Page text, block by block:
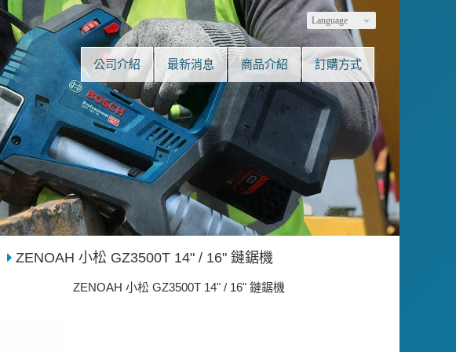
Language
公司介紹 最新消息 商品介紹 訂購方式
ZENOAH 小松 GZ3500T 14" / 16" 鏈鋸機
ZENOAH 小松 GZ3500T 14" / 16" 鏈鋸機